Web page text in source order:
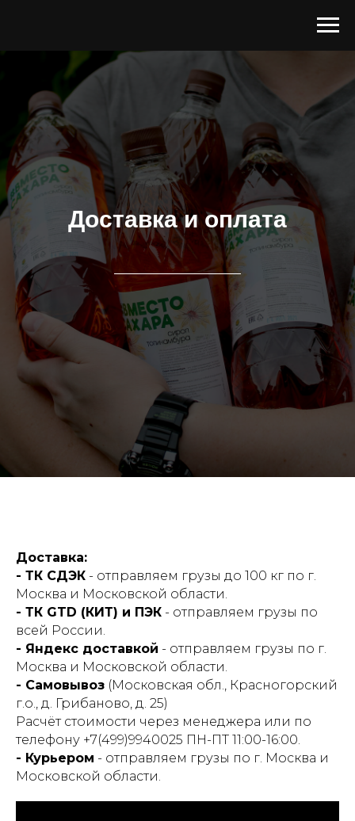
Доставка и оплата
Доставка:
- ТК СДЭК - отправляем грузы до 100 кг по г.
Москва и Московской области.
- ТК GTD (КИТ) и ПЭК - отправляем грузы по
всей России.
- Яндекс доставкой - отправляем грузы по г.
Москва и Московской области.
- Самовывоз (Московская обл., Красногорский
г.о., д. Грибаново, д. 25)
Расчёт стоимости через менеджера или по
телефону +7(499)9940025 ПН-ПТ 11:00-16:00.
- Курьером - отправляем грузы по г. Москва и
Московской области.